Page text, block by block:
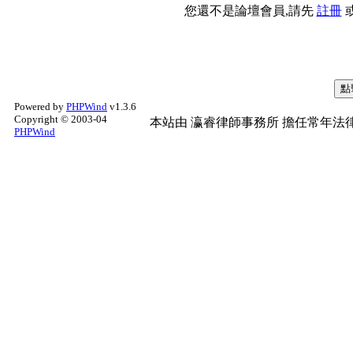
您還不是論壇會員,請先 註冊
Powered by PHPWind v1.3.6
Copyright © 2003-04
PHPWind
本站由 瀛睿律師事務所 擔任常年法